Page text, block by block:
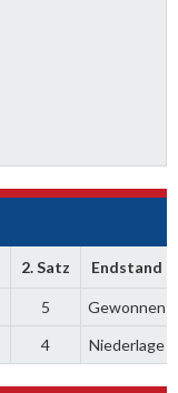
2. Satz Endstand
5
Gewonnen
4 Niederlage